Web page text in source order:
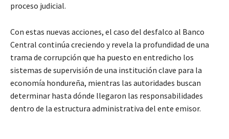
proceso judicial.
Con estas nuevas acciones, el caso del desfalco al Banco
Central continúa creciendo y revela la profundidad de una
trama de corrupción que ha puesto en entredicho los
sistemas de supervisión de una institución clave para la
economía hondureña, mientras las autoridades buscan
determinar hasta dónde llegaron las responsabilidades
dentro de la estructura administrativa del ente emisor.